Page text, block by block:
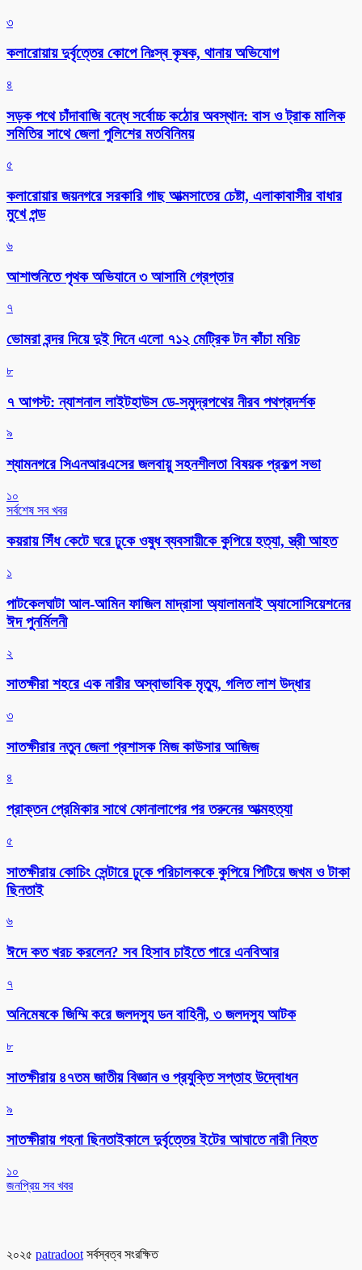
৩
কলারোয়ায় দুর্বৃত্তের কোপে নিঃস্ব কৃষক, থানায় অভিযোগ
৪
সড়ক পথে চাঁদাবাজি বন্ধে সর্বোচ্চ কঠোর অবস্থান: বাস ও ট্রাক মালিক
সমিতির সাথে জেলা পুলিশের মতবিনিময়
৫
কলারোয়ার জয়নগরে সরকারি গাছ আত্মসাতের চেষ্টা, এলাকাবাসীর বাধার
মুখে পন্ড
৬
আশাশুনিতে পৃথক অভিযানে ৩ আসামি গ্রেপ্তার
৭
ভোমরা বন্দর দিয়ে দুই দিনে এলো ৭১২ মেট্রিক টন কাঁচা মরিচ
৮
৭ আগস্ট: ন্যাশনাল লাইটহাউস ডে-সমুদ্রপথের নীরব পথপ্রদর্শক
৯
শ্যামনগরে সিএনআরএসের জলবায়ু সহনশীলতা বিষয়ক প্রকল্প সভা
১০
সর্বশেষ সব খবর
কয়রায় সিঁধ কেটে ঘরে ঢুকে ওষুধ ব্যবসায়ীকে কুপিয়ে হত্যা, স্ত্রী আহত
১
পাটকেলঘাটা আল-আমিন ফাজিল মাদ্রাসা অ্যালামনাই অ্যাসোসিয়েশনের
ঈদ পুনর্মিলনী
২
সাতক্ষীরা শহরে এক নারীর অস্বাভাবিক মৃত্যু, গলিত লাশ উদ্ধার
৩
সাতক্ষীরার নতুন জেলা প্রশাসক মিজ কাউসার আজিজ
৪
প্রাক্তন প্রেমিকার সাথে ফোনালাপের পর তরুনের আত্মহত্যা
৫
সাতক্ষীরায় কোচিং সেন্টারে ঢুকে পরিচালককে কুপিয়ে পিটিয়ে জখম ও টাকা
ছিনতাই
৬
ঈদে কত খরচ করলেন? সব হিসাব চাইতে পারে এনবিআর
৭
অনিমেষকে জিম্মি করে জলদস্যু ডন বাহিনী, ৩ জলদস্যু আটক
৮
সাতক্ষীরায় ৪৭তম জাতীয় বিজ্ঞান ও প্রযুক্তি সপ্তাহ উদ্বোধন
৯
সাতক্ষীরায় গহনা ছিনতাইকালে দুর্বৃত্তের ইটের আঘাতে নারী নিহত
১০
জনপ্রিয় সব খবর
২০২৫ patradoot সর্বস্বত্ব সংরক্ষিত